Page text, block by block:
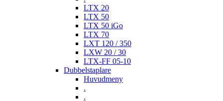
LTX 20
LTX 50
LTX 50 iGo
LTX 70
LXT 120 / 350
LXW 20 / 30
LTX-FF 05-10
Dubbelstaplare
Huvudmeny
.
.